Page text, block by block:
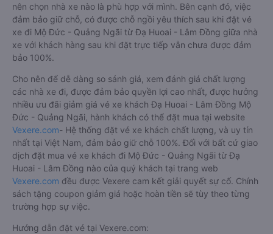
nên chọn nhà xe nào là phù hợp với mình. Bên cạnh đó, việc
đảm bảo giữ chỗ, có được chỗ ngồi yêu thích sau khi đặt vé
xe đi Mộ Đức - Quảng Ngãi từ Đạ Huoai - Lâm Đồng giữa nhà
xe với khách hàng sau khi đặt trực tiếp vẫn chưa được đảm
bảo 100%.
Cho nên để dễ dàng so sánh giá, xem đánh giá chất lượng
các nhà xe đi, được đảm bảo quyền lợi cao nhất, được hưởng
nhiều ưu đãi giảm giá vé xe khách Đạ Huoai - Lâm Đồng Mộ
Đức - Quảng Ngãi, hành khách có thể đặt mua tại website
Vexere.com- Hệ thống đặt vé xe khách chất lượng, và uy tín
nhất tại Việt Nam, đảm bảo giữ chỗ 100%. Đối với bất cứ giao
dịch đặt mua vé xe khách đi Mộ Đức - Quảng Ngãi từ Đạ
Huoai - Lâm Đồng nào của quý khách tại trang web
Vexere.com đều được Vexere cam kết giải quyết sự cố. Chính
sách tặng coupon giảm giá hoặc hoàn tiền sẽ tùy theo từng
trường hợp sự việc.
Hướng dẫn đặt vé tại Vexere.com: